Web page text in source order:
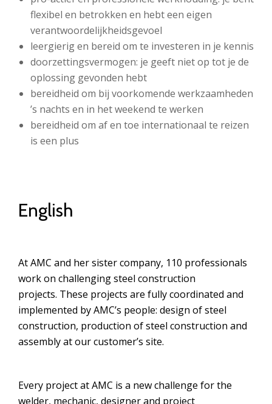
flexibel en betrokken en hebt een eigen
verantwoordelijkheidsgevoel
leergierig en bereid om te investeren in je kennis
doorzettingsvermogen: je geeft niet op tot je de
oplossing gevonden hebt
bereidheid om bij voorkomende werkzaamheden
’s nachts en in het weekend te werken
bereidheid om af en toe internationaal te reizen
is een plus
English
At AMC and her sister company, 110 professionals
work on challenging steel construction
projects. These projects are fully coordinated and
implemented by AMC’s people: design of steel
construction, production of steel construction and
assembly at our customer’s site.
Every project at AMC is a new challenge for the
welder, mechanic, designer and project